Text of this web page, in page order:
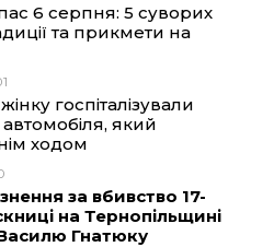
t
A
p
6 серпня: 5 суворих
та прикмети на
госпіталізували
автомобіля, який
ходом
за вбивство 17-
на Тернопільщині
Гнатюку